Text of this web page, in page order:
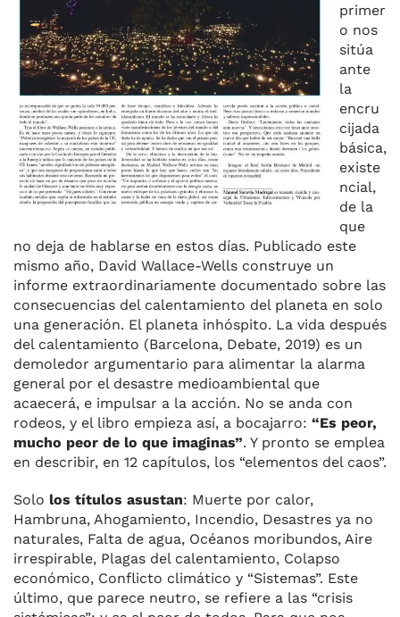
primer
o nos
sitúa
ante
la
encru
cijada
básica,
existe
ncial,
de la
que
no deja de hablarse en estos días. Publicado este
mismo año, David Wallace-Wells construye un
informe extraordinariamente documentado sobre las
consecuencias del calentamiento del planeta en solo
una generación. El planeta inhóspito. La vida después
del calentamiento (Barcelona, Debate, 2019) es un
demoledor argumentario para alimentar la alarma
general por el desastre medioambiental que
acaecerá, e impulsar a la acción. No se anda con
rodeos, y el libro empieza así, a bocajarro: “Es peor,
mucho peor de lo que imaginas”. Y pronto se emplea
en describir, en 12 capítulos, los “elementos del caos”.
Solo los títulos asustan: Muerte por calor,
Hambruna, Ahogamiento, Incendio, Desastres ya no
naturales, Falta de agua, Océanos moribundos, Aire
irrespirable, Plagas del calentamiento, Colapso
económico, Conflicto climático y “Sistemas”. Este
último, que parece neutro, se refiere a las “crisis